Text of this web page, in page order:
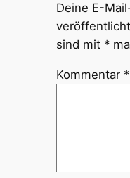
Deine E-
sind mit *
Kommentar *